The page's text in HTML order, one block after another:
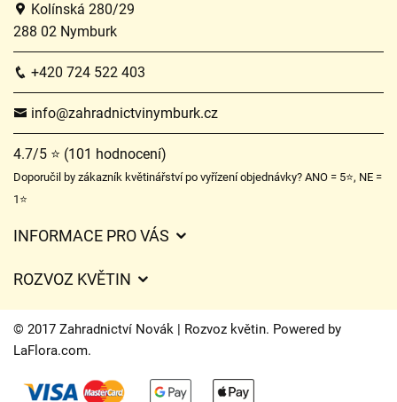
Kolínská 280/29
288 02 Nymburk
+420 724 522 403
info@zahradnictvinymburk.cz
4.7/5 ⭐ (101 hodnocení)
Doporučil by zákazník květinářství po vyřízení objednávky? ANO = 5⭐, NE =
1⭐
INFORMACE PRO VÁS
Často kladené dotazy
O nás
Časy doručení květin – přehled možností
ROZVOZ KVĚTIN
Ceny za doručení
Kam doručujeme květiny
Kontakt
© 2017 Zahradnictví Novák | Rozvoz květin. Powered by
LaFlora.com.